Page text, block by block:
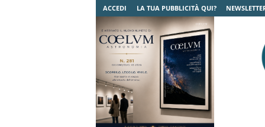
ACCEDI LA TUA PUBBLICITÀ QUI?